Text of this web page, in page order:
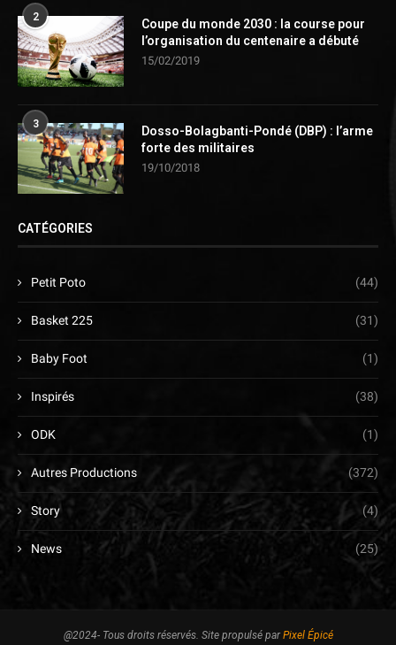
2
Coupe du monde 2030 : la course pour
l’organisation du centenaire a débuté
15/02/2019
3
Dosso-Bolagbanti-Pondé (DBP) : l’arme
forte des militaires
19/10/2018
CATÉGORIES
Petit Poto (44)
Basket 225 (31)
Baby Foot (1)
Inspirés (38)
ODK (1)
Autres Productions (372)
Story (4)
News (25)
@2024- Tous droits réservés. Site propulsé par Pixel Épicé